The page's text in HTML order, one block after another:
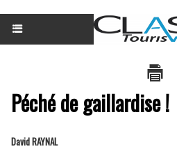
Péché de gaillardise !
David RAYNAL